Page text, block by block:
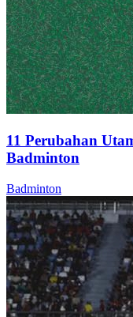
11 Perubahan
Badminton
Badminton